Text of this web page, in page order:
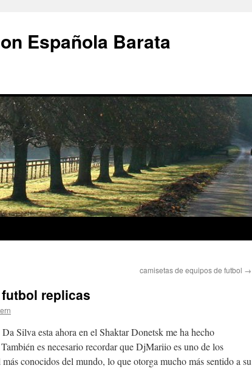
Española Barata
camisetas de equipos de futbol →
replicas
Silva esta ahora en el Shaktar Donetsk me ha hecho
es necesario recordar que DjMariio es uno de los
más conocidos del mundo, lo que otorga mucho más sentido a su